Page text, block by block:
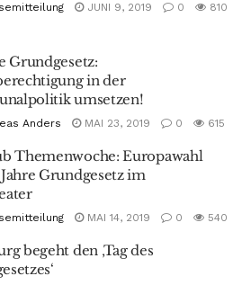
JUNI 9, 2019 0 810
Grundgesetz:
in der
umsetzen!
Anders MAI 23, 2019 0 615
Themenwoche: Europawahl
Grundgesetz im
MAI 14, 2019 0 540
begeht den ‚Tag des